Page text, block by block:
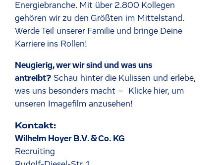
Energiebranche. Mit über 2.800 Kollegen
gehören wir zu den Größten im Mittelstand.
Werde Teil unserer Familie und bringe Deine
Karriere ins Rollen!
Neugierig, wer wir sind und was uns
antreibt? Schau hinter die Kulissen und erlebe,
was uns besonders macht –
Klicke hier, um
unseren Imagefilm anzusehen!
Kontakt:
Wilhelm Hoyer B.V. & Co. KG
Recruiting